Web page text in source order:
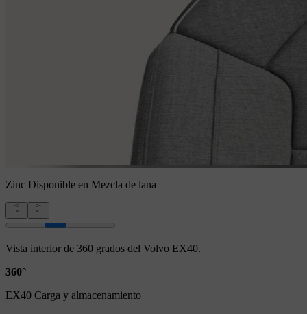
Zinc Disponible en Mezcla de lana
Vista interior de 360 grados del Volvo EX40.
360°
EX40 Carga y almacenamiento